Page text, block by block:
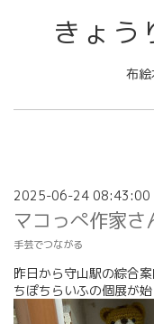
きょう
布
2025-06-24 08:43:00
マコっぺ作家さ
手芸でつながる
昨日から守山駅の綜合
ちぽちらいふの個展が始